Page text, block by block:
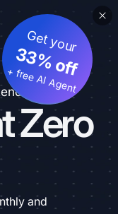
Zero
Get your
33% off
+ free AI Agent
and